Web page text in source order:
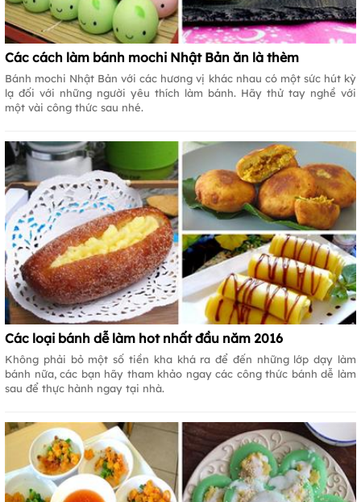
Các cách làm bánh mochi Nhật Bản ăn là thèm
Bánh mochi Nhật Bản với các hương vị khác nhau có một sức hút kỳ
lạ đối với những người yêu thích làm bánh. Hãy thử tay nghề với
một vài công thức sau nhé.
Các loại bánh dễ làm hot nhất đầu năm 2016
Không phải bỏ một số tiền kha khá ra để đến những lớp dạy làm
bánh nữa, các bạn hãy tham khảo ngay các công thức bánh dễ làm
sau để thực hành ngay tại nhà.